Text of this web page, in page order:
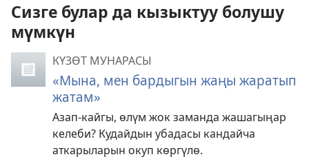
Сизге булар да кызыктуу болушу
мүмкүн
КҮЗӨТ МУНАРАСЫ
«Мына, мен бардыгын жаңы жаратып
жатам»
Азап-кайгы, өлүм жок заманда жашагыңар
келеби? Кудайдын убадасы кандайча
аткарыларын окуп көргүлө.